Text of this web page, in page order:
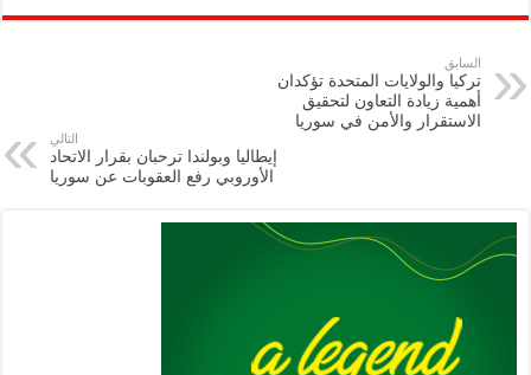
p
y
Li
n
eb
k
tt
nt
at
p
gr
ai
ar
السابق
تركيا والولايات المتحدة تؤكدان
أهمية زيادة التعاون لتحقيق
الاستقرار والأمن في سوريا
التالي
إيطاليا وبولندا ترحبان بقرار الاتحاد
الأوروبي رفع العقوبات عن سوريا